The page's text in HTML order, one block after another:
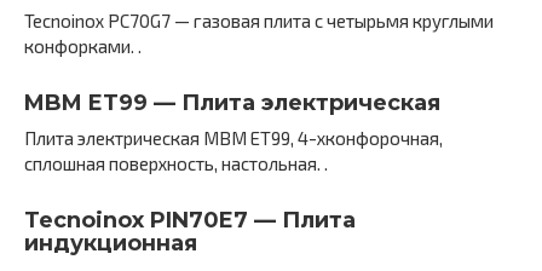
Tecnoinox PC70G7 — газовая плита с четырьмя круглыми
конфорками. .
MBM ET99 — Плита электрическая
Плита электрическая MBM ET99, 4-хконфорочная,
сплошная поверхность, настольная. .
Tecnoinox PIN70E7 — Плита
индукционная